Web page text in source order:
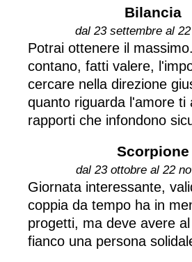
Bilancia
dal 23 settembre al
Potrai ottenere il
contano, fatti valere,
cercare nella direzione
quanto riguarda l'amore ti
rapporti che infondono
Scorpione
dal 23 ottobre al 22
Giornata interessante,
coppia da tempo ha in
progetti, ma deve avere
fianco una persona